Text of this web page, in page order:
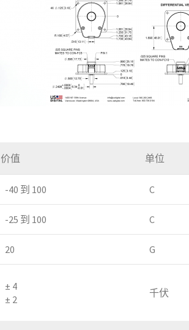
价值 单位
-40 到 100 C
-25 到 100 C
20 G
± 4
± 2
千伏